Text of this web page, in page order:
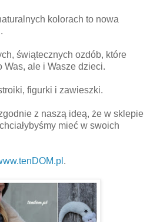
kolorach to nowa
.
świątecznych ozdób, które
ale i Wasze dzieci.
figurki i zawieszki.
z naszą ideą, że w sklepie
mieć w swoich
.